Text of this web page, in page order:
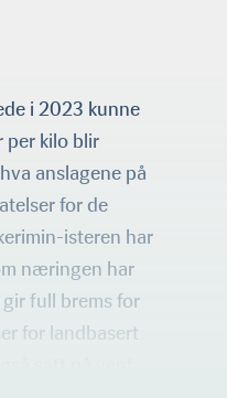
i 2023 kunne
per kilo blir
anslagene på
for de
isteren har
næringen har
full brems for
for landbasert